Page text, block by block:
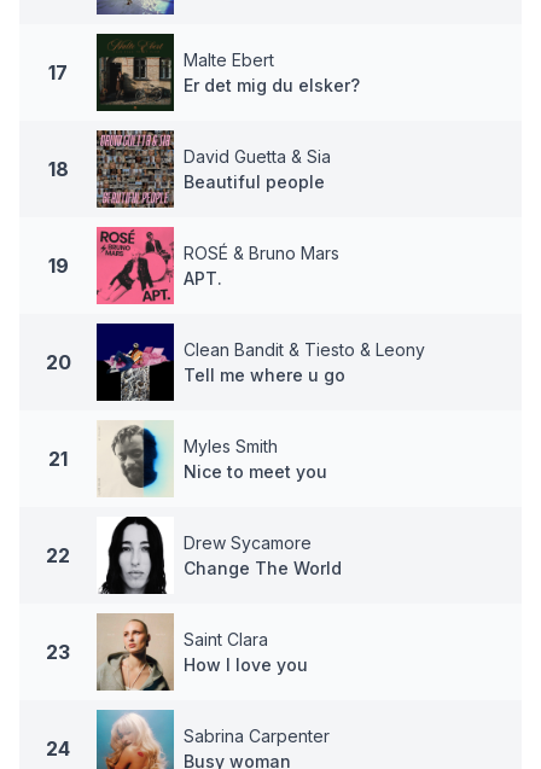
17
Malte Ebert
Er det mig du elsker?
18
David Guetta & Sia
Beautiful people
19
ROSÉ & Bruno Mars
APT.
20
Clean Bandit & Tiesto & Leony
Tell me where u go
21
Myles Smith
Nice to meet you
22
Drew Sycamore
Change The World
23
Saint Clara
How I love you
24
Sabrina Carpenter
Busy woman